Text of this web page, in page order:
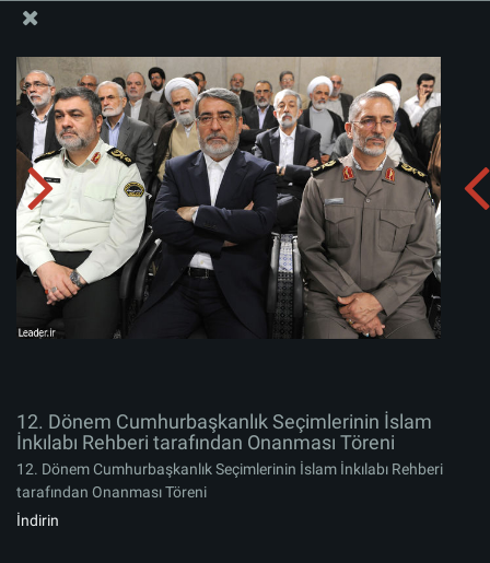
12. Dönem Cumhurbaşkanlık Seçimlerinin İslam
İnkılabı Rehberi tarafından Onanması Töreni
Albümü indirin:
12. Dönem Cumhurbaşkanlık Seçimlerinin İslam
İnkılabı Rehberi tarafından Onanması Töreni
12. Dönem Cumhurbaşkanlık Seçimlerinin İslam İnkılabı Rehberi
tarafından Onanması Töreni
İndirin